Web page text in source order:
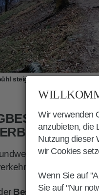
steigt sanft an
um den
nahe der
Beschilderung Nr.
Wir verwenden
anzubieten, die
Nutzung dieser
wir Cookies
Wenn Sie auf
Sie auf "Nur